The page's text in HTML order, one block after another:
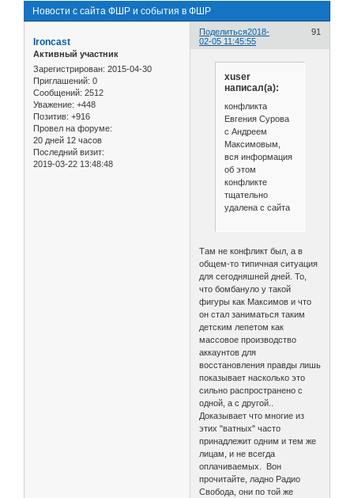
Новости с сайта ФШР и события в ФШР
Поделиться 91
2018-
02-05 11:45:55
Ironcast
Активный участник
Зарегистрирован: 2015-04-30
Приглашений: 0
Сообщений: 2512
Уважение: +448
Позитив: +916
Провел на форуме:
20 дней 12 часов
Последний визит:
2019-03-22 13:48:48
xuser
написал(а):
конфликта
Евгения Сурова
с Андреем
Максимовым,
вся информация
об этом
конфликте
тщательно
удалена с сайта
Там не конфликт был, а в
общем-то типичная ситуация
для сегодняшней дней. То,
что бомбануло у такой
фигуры как Максимов и что
он стал заниматься таким
детским лепетом как
массовое производство
аккаунтов для
восстановления правды лишь
показывает насколько это
сильно распространено с
одной, а с другой..
Доказывает что многие из
этих "ватных" часто
принадлежит одним и тем же
лицам, и не всегда
оплачиваемых. Вон
прочитайте, ладно Радио
Свобода, они по той же